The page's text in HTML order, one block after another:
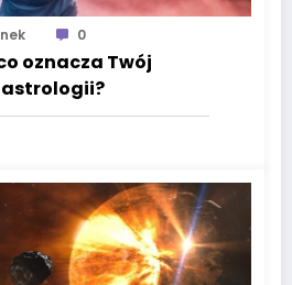
0
oznacza Twój